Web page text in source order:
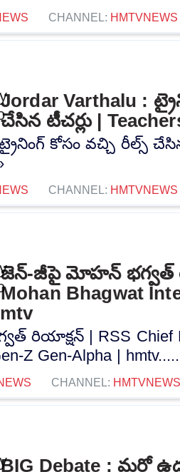
CHANNEL: HMTVNEWS
Jordar Varthalu :
చేసిన టీచర్లు |
కోసం వచ్చి రీల్స్
CHANNEL: HMTVNEWS
జెన్-జీపై మోహన్ భగ్వత్
Mohan Bhagwat
రియాక్షన్ | RSS Chief
Z Gen-Alpha |
CHANNEL: HMTVNEWS
BIG Debate : మరో